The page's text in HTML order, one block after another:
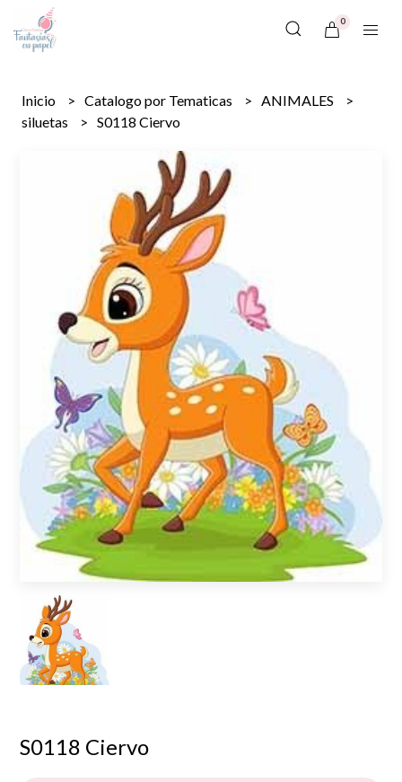
0
Inicio Catalogo por Tematicas
ANIMALES
siluetas
S0118 Ciervo
S0118 Ciervo